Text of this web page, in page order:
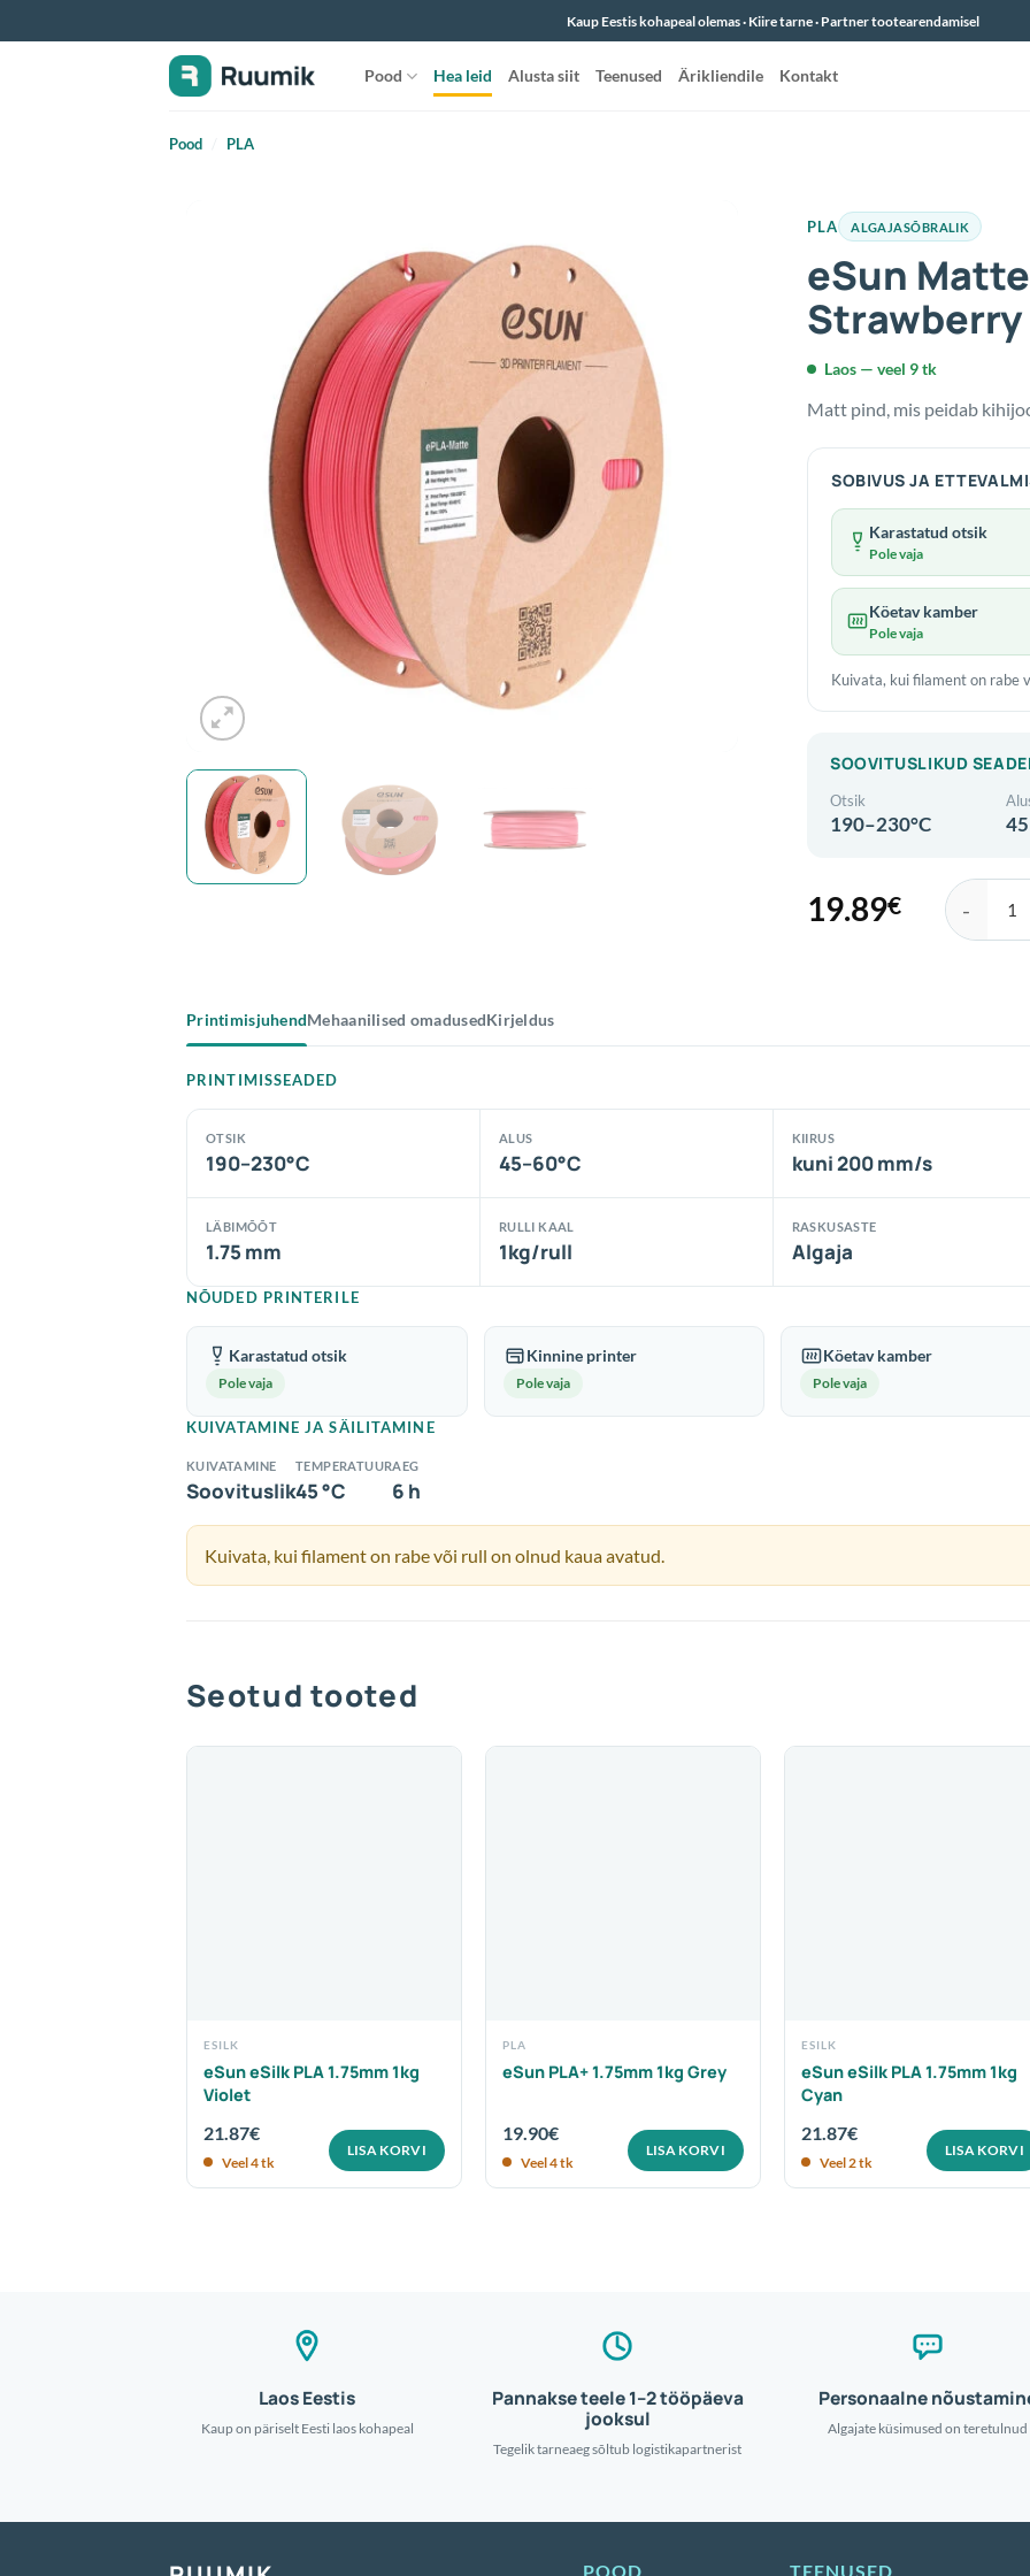
vahele
Kaup Eestis kohapeal olemas · Kiire tarne · Partner tootearendamisel
Pood Hea leid Alusta siit Teenused Ärikliendile Kontakt
Pood PLA
PLA ALGAJASÕBRALIK
eSun Matte
Strawberry
Laos — veel 9 tk
Matt pind, mis peidab
SOBIVUS JA
Karastatud otsik
Pole vaja
Köetav kamber
Pole vaja
Kuivata, kui filament on rabe
SOOVITUSLIKUD
Otsik
190–230°C
19.89€
eSun
PrintimisjuhendMehaanilised omadusedKirjeldus
PRINTIMISSEADED
OTSIK
190–230°C
ALUS
45–60°C
KIIRUS
kuni 200 mm/s
LÄBIMÕÕT
1.75 mm
RULLI KAAL
1kg/rull
RASKUSASTE
Algaja
NÕUDED PRINTERILE
Karastatud otsik
Pole vaja
Kinnine printer
Pole vaja
Köetav kamber
Pole vaja
KUIVATAMINE JA SÄILITAMINE
KUIVATAMINE
Soovituslik
TEMPERATUUR
45 °C
AEG
6 h
Kuivata, kui filament on rabe või rull on olnud kaua avatud.
Seotud tooted
ESILK
eSun eSilk PLA 1.75mm 1kg
Violet
21.87€
Veel 4 tk
LISA KORVI
PLA
eSun PLA+ 1.75mm 1kg Grey
19.90€
Veel 4 tk
LISA KORVI
ESILK
eSun eSilk PLA 1.75mm 1kg
Cyan
21.87€
Veel 2 tk
LISA KORVI
Laos Eestis
Kaup on päriselt Eesti laos kohapeal
Pannakse teele 1–2 tööpäeva
jooksul
Tegelik tarneaeg sõltub logistikapartnerist
Personaalne
Algajate küsimused on teretulnud
POOD TEENUSED